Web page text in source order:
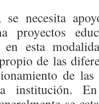
necesita
proyectos
en esta
de las
de las
institución.